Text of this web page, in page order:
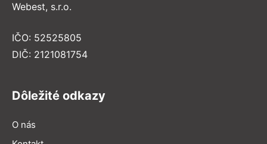
Webest, s.r.o.
IČO: 52525805
DIČ: 2121081754
Dôležité odkazy
O nás